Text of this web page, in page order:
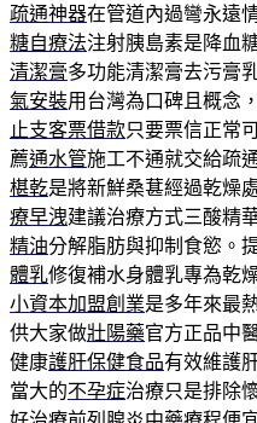
疏通神器在管道內過彎永遠
糖自療法注射胰島素是降血
清潔膏多功能清潔膏去污膏
氣安裝用台灣為口碑且概念
止支客票借款只要票信正常
薦通水管施工不通就交給疏
椹乾是將新鮮桑葚經過乾燥
療早洩建議治療方式三酸精
精油分解脂肪與抑制食慾。
體乳修復補水身體乳專為乾
小資本加盟創業是多年來最
供大家做壯陽藥官方正品中
健康護肝保健食品有效維護
當大的不孕症治療只是排除